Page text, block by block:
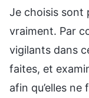
Je choisis sont
vraiment. Par
vigilants dans
faites, et
afin qu’elles